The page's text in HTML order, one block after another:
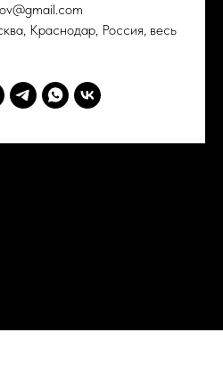
Краснодар, Россия, весь